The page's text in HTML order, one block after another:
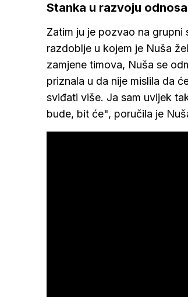
Stanka u razvoju odnosa
Zatim ju je pozvao na grupni
razdoblje u kojem je Nuša
zamjene timova, Nuša se
priznala u da nije mislila da
sviđati više. Ja sam uvijek
bude, bit će", poručila je